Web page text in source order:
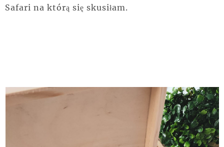
Safari na którą się skusiłam.